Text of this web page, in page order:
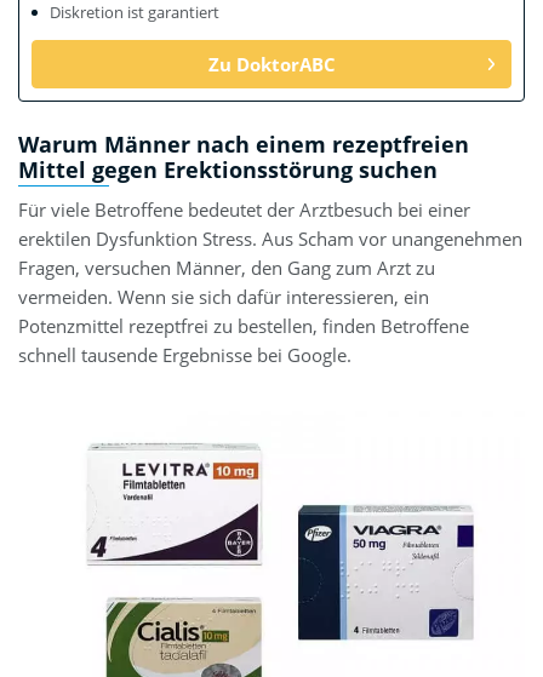
Diskretion ist garantiert
Zu DoktorABC
Warum Männer nach einem rezeptfreien
Mittel gegen Erektionsstörung suchen
Für viele Betroffene bedeutet der Arztbesuch bei einer
erektilen Dysfunktion Stress. Aus Scham vor unangenehmen
Fragen, versuchen Männer, den Gang zum Arzt zu
vermeiden. Wenn sie sich dafür interessieren, ein
Potenzmittel rezeptfrei zu bestellen, finden Betroffene
schnell tausende Ergebnisse bei Google.